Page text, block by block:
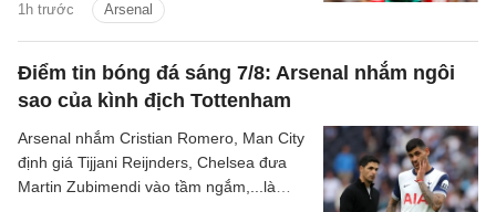
1h trước Arsenal
Điểm tin bóng đá sáng 7/8: Arsenal nhắm ngôi
sao của kình địch Tottenham
Arsenal nhắm Cristian Romero, Man City
định giá Tijjani Reijnders, Chelsea đưa
Martin Zubimendi vào tầm ngắm,...là